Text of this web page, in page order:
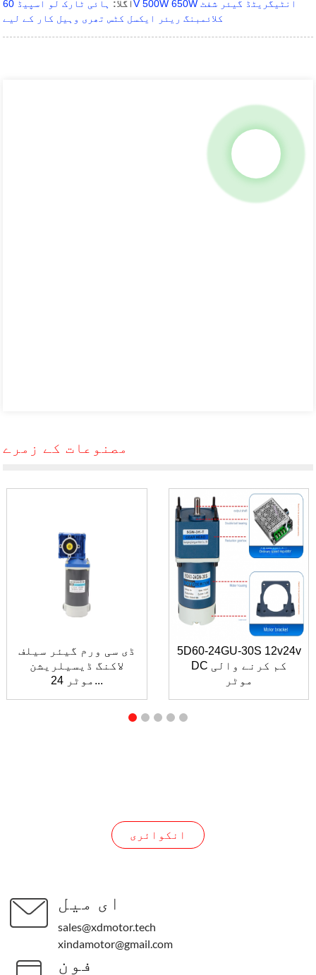
اگلا:
ہائی ٹارک لو اسپیڈ 60V 500W 650W انٹیگریٹڈ گیئر شفٹ
کلائمبنگ ریئر ایکسل کٹس تھری وہیل کار کے لیے
مصنوعات کے زمرے
ڈی سی ورم گیئر سیلف
لاکنگ ڈیسیلریشن
موٹر 24...
5D60-24GU-30S 12v24v
DC کم کرنے والی
موٹر
انکوائری
ای میل
sales@xdmotor.tech
xindamotor@gmail.com
فون